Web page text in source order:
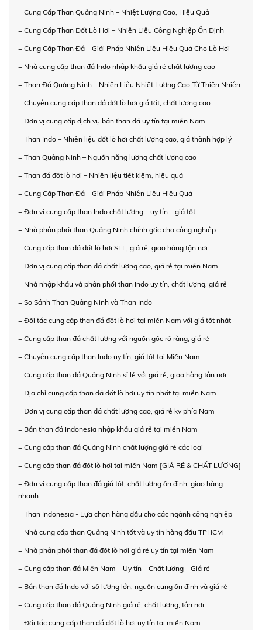
+ Cung Cấp Than Quảng Ninh – Nhiệt Lượng Cao, Hiệu Quả
+ Cung Cấp Than Đốt Lò Hơi – Nhiên Liệu Công Nghiệp Ổn Định
+ Cung Cấp Than Đá – Giải Pháp Nhiên Liệu Hiệu Quả Cho Lò Hơi
+ Nhà cung cấp than đá Indo nhập khẩu giá rẻ chất lượng cao
+ Than Đá Quảng Ninh – Nhiên Liệu Nhiệt Lượng Cao Từ Thiên Nhiên
+ Chuyên cung cấp than đá đốt lò hơi giá tốt, chất lượng cao
+ Đơn vị cung cấp dịch vụ bán than đá uy tín tại miền Nam
+ Than Indo – Nhiên liệu đốt lò hơi chất lượng cao, giá thành hợp lý
+ Than Quảng Ninh – Nguồn năng lượng chất lượng cao
+ Than đá đốt lò hơi – Nhiên liệu tiết kiệm, hiệu quả
+ Cung Cấp Than Đá – Giải Pháp Nhiên Liệu Hiệu Quả
+ Đơn vị cung cấp than Indo chất lượng – uy tín – giá tốt
+ Nhà phân phối than Quảng Ninh chính gốc cho công nghiệp
+ Cung cấp than đá đốt lò hơi SLL, giá rẻ, giao hàng tận nơi
+ Đơn vị cung cấp than đá chất lượng cao, giá rẻ tại miền Nam
+ Nhà nhập khẩu và phân phối than Indo uy tín, chất lượng, giá rẻ
+ So Sánh Than Quảng Ninh và Than Indo
+ Đối tác cung cấp than đá đốt lò hơi tại miền Nam với giá tốt nhất
+ Cung cấp than đá chất lượng với nguồn gốc rõ ràng, giá rẻ
+ Chuyên cung cấp than Indo uy tín, giá tốt tại Miền Nam
+ Cung cấp than đá Quảng Ninh sỉ lẻ với giá rẻ, giao hàng tận nơi
+ Địa chỉ cung cấp than đá đốt lò hơi uy tín nhất tại miền Nam
+ Đơn vị cung cấp than đá chất lượng cao, giá rẻ kv phía Nam
+ Bán than đá Indonesia nhập khẩu giá rẻ tại miền Nam
+ Cung cấp than đá Quảng Ninh chất lượng giá rẻ các loại
+ Cung cấp than đá đốt lò hơi tại miền Nam [GIÁ RẺ & CHẤT LƯỢNG]
+ Đơn vị cung cấp than đá giá tốt, chất lượng ổn định, giao hàng
nhanh
+ Than Indonesia - Lựa chọn hàng đầu cho các ngành công nghiệp
+ Nhà cung cấp than Quảng Ninh tốt và uy tín hàng đầu TPHCM
+ Nhà phân phối than đá đốt lò hơi giá rẻ uy tín tại miền Nam
+ Cung cấp than đá Miền Nam – Uy tín – Chất lượng – Giá rẻ
+ Bán than đá Indo với số lượng lớn, nguồn cung ổn định và giá rẻ
+ Cung cấp than đá Quảng Ninh giá rẻ, chất lượng, tận nơi
+ Đối tác cung cấp than đá đốt lò hơi uy tín tại miền Nam